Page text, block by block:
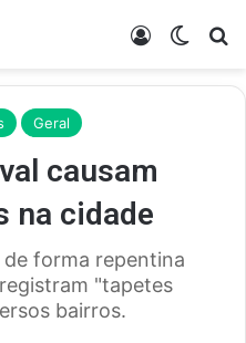
Entrar
Geral
causam
na cidade
forma repentina
"tapetes
bairros.